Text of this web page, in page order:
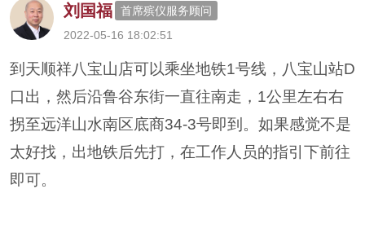
刘国福
首席殡仪服务顾问
2022-05-16 18:02:51
到天顺祥八宝山店可以乘坐地铁1号线，八宝山站D
口出，然后沿鲁谷东街一直往南走，1公里左右右
拐至远洋山水南区底商34-3号即到。如果感觉不是
太好找，出地铁后先打，在工作人员的指引下前往
即可。